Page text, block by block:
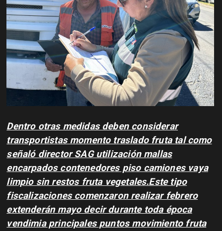
Dentro otras medidas deben considerar
transportistas momento traslado fruta tal como
señaló director SAG utilización mallas
encarpados contenedores piso camiones vaya
limpio sin restos fruta vegetales.Este tipo
fiscalizaciones comenzaron realizar febrero
extenderán mayo decir durante toda época
vendimia principales puntos movimiento fruta